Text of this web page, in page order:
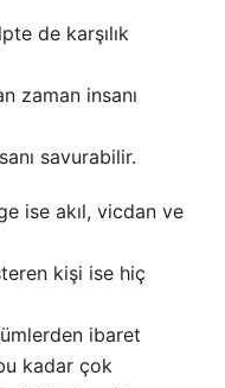
de karşılık
zaman insanı
savurabilir.
ise akıl, vicdan ve
kişi ise hiç
ibaret
kadar çok